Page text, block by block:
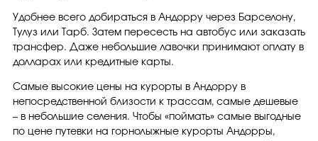
Удобнее всего добираться в Андорру через Барселону,
Тулуз или Тарб. Затем пересесть на автобус или заказать
трансфер. Даже небольшие лавочки принимают оплату в
долларах или кредитные карты.
Самые высокие цены на курорты в Андорру в
непосредственной близости к трассам, самые дешевые
– в небольшие селения. Чтобы «поймать» самые выгодные
по цене путевки на горнолыжные курорты Андорры,